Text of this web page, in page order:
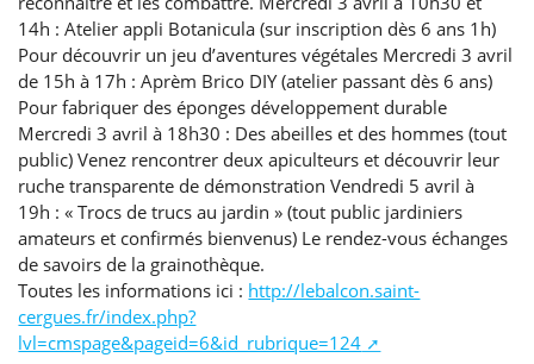
14h : Atelier appli Botanicula (sur inscription dès 6 ans 1h)
Pour découvrir un jeu d’aventures végétales Mercredi 3 avril
de 15h à 17h : Aprèm Brico DIY (atelier passant dès 6 ans)
Pour fabriquer des éponges développement durable
Mercredi 3 avril à 18h30 : Des abeilles et des hommes (tout
public) Venez rencontrer deux apiculteurs et découvrir leur
ruche transparente de démonstration Vendredi 5 avril à
19h : « Trocs de trucs au jardin » (tout public jardiniers
amateurs et confirmés bienvenus) Le rendez-vous échanges
de savoirs de la grainothèque.
Toutes les informations ici : http://lebalcon.saint-
cergues.fr/index.php?
lvl=cmspage&pageid=6&id_rubrique=124